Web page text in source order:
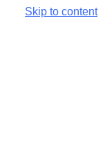
Skip to content